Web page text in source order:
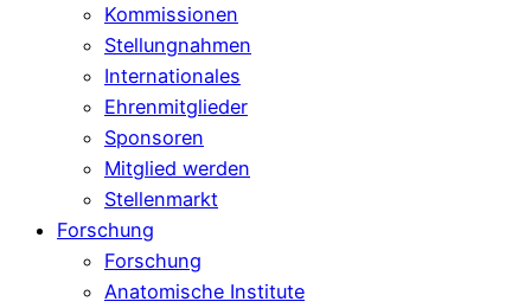
Kommissionen
Stellungnahmen
Internationales
Ehrenmitglieder
Sponsoren
Mitglied werden
Stellenmarkt
Forschung
Forschung
Anatomische Institute